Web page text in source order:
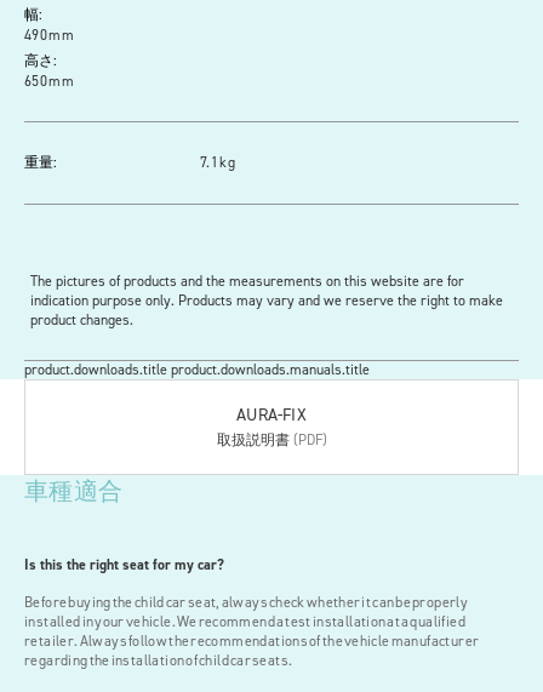
幅:
490 mm
高さ:
650 mm
重量: 7.1 kg
The pictures of products and the measurements on this website are for
indication purpose only. Products may vary and we reserve the right to make
product changes.
product.downloads.title product.downloads.manuals.title
AURA-FIX
取扱説明書 (PDF)
車種適合
Is this the right seat for my car?
Before buying the child car seat, always check whether it can be properly
installed in your vehicle. We recommend a test installation at a qualified
retailer. Always follow the recommendations of the vehicle manufacturer
regarding the installation of child car seats.